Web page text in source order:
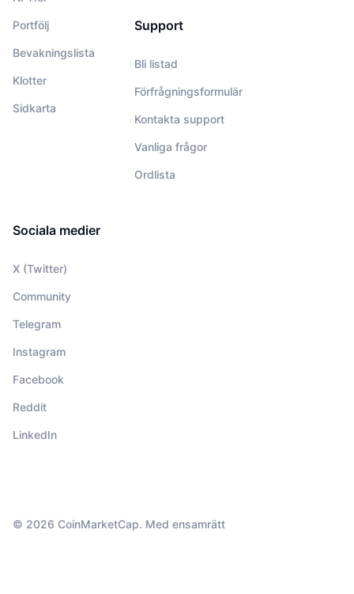
Portfölj
Bevakningslista
Klotter
Sidkarta
Support
Bli listad
Förfrågningsformulär
Kontakta support
Vanliga frågor
Ordlista
Sociala medier
X (Twitter)
Community
Telegram
Instagram
Facebook
Reddit
LinkedIn
© 2026 CoinMarketCap. Med ensamrätt